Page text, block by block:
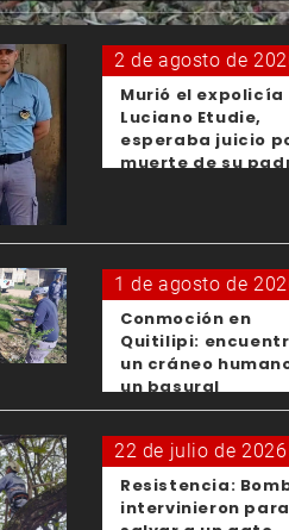
2 de agosto de
Murió el expolicía
Luciano Etudie,
esperaba juicio
muerte de su
1 de agosto de
Conmoción en
Quitilipi:
un cráneo
un basural
22 de julio de 2026
Resistencia:
intervinieron para